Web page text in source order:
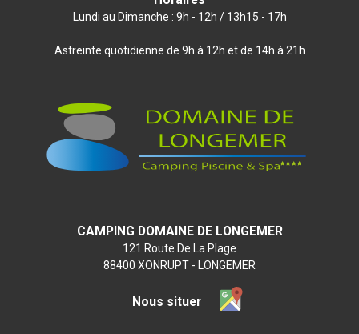
Lundi au Dimanche : 9h - 12h / 13h15 - 17h
Astreinte quotidienne de 9h à 12h et de 14h à 21h
CAMPING DOMAINE DE LONGEMER
121 Route De La Plage
88400 XONRUPT - LONGEMER
Nous situer